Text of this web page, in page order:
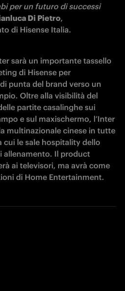
per un futuro di successi
Di Pietro,
di Hisense Italia.
sarà un importante tassello
di Hisense per
punta del brand verso un
Oltre alla visibilità del
partite casalinghe sui
e sul maxischermo, l’Inter
multinazionale cinese in tutte
cui le sale hospitality dello
allenamento. Il product
ai televisori, ma avrà come
di Home Entertainment.